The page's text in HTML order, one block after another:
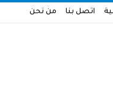
اتصل بنا من نحن